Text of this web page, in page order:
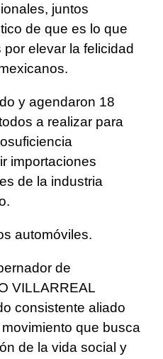
juntos
de que es lo que
elevar la felicidad
y agendaron 18
a realizar para
importaciones
de la industria
automóviles.
de
VILLARREAL
consistente aliado
que busca
de la vida social y